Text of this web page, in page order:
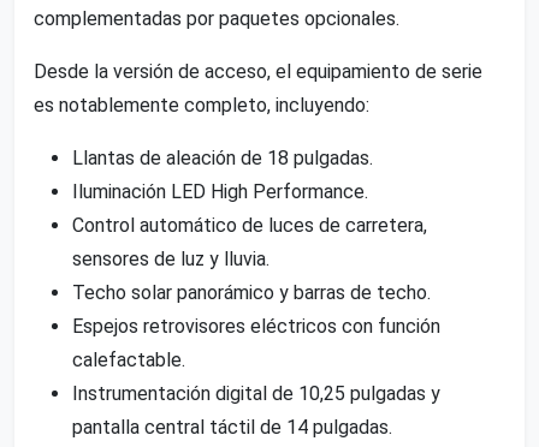
complementadas por paquetes opcionales.
Desde la versión de acceso, el equipamiento de serie
es notablemente completo, incluyendo:
Llantas de aleación de 18 pulgadas.
Iluminación LED High Performance.
Control automático de luces de carretera,
sensores de luz y lluvia.
Techo solar panorámico y barras de techo.
Espejos retrovisores eléctricos con función
calefactable.
Instrumentación digital de 10,25 pulgadas y
pantalla central táctil de 14 pulgadas.